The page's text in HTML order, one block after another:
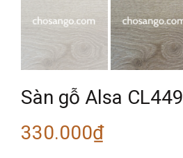
Sàn gỗ Alsa CL449
330.000₫